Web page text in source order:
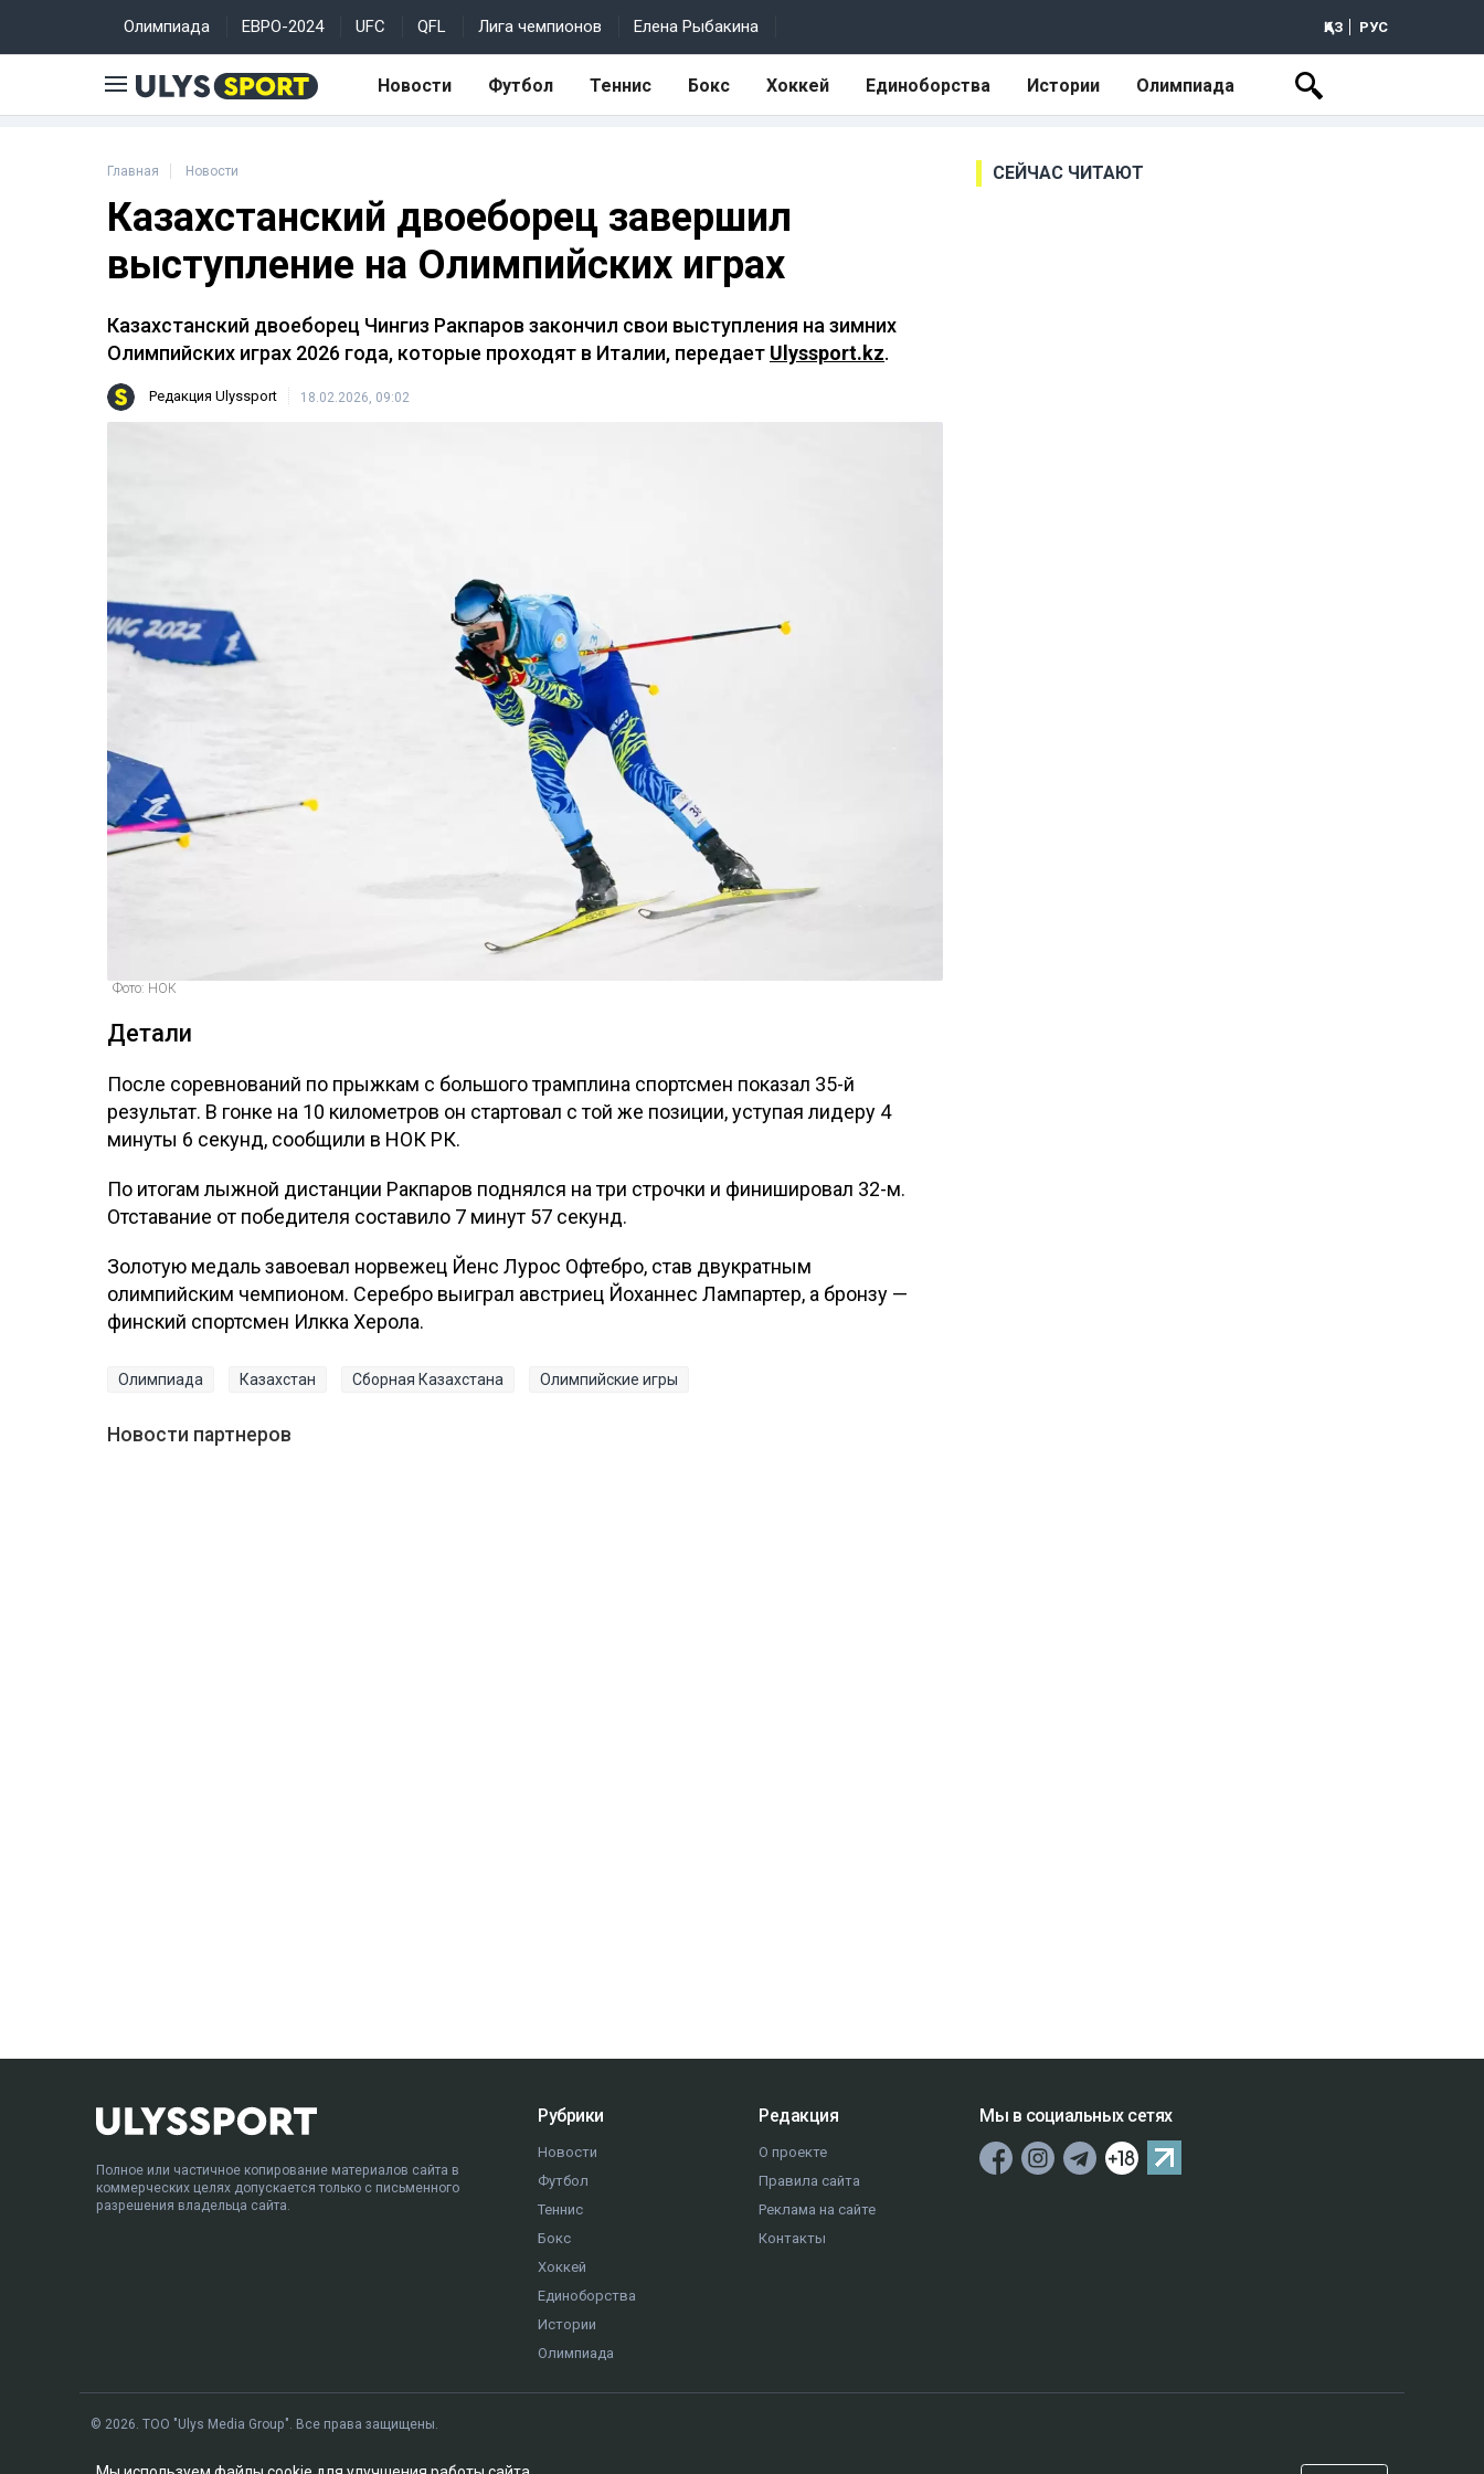
Олимпиада ЕВРО-2024 UFC QFL Лига чемпионов Елена Рыбакина ҚАЗ РУС
Новости Футбол Теннис Бокс Хоккей Единоборства Истории Олимпиада
Главная Новости
Казахстанский двоеборец завершил
выступление на Олимпийских играх
Казахстанский двоеборец Чингиз Ракпаров закончил свои выступления на зимних
Олимпийских играх 2026 года, которые проходят в Италии, передает Ulyssport.kz.
Редакция Ulyssport 18.02.2026, 09:02
Фото: НОК
Детали
После соревнований по прыжкам с большого трамплина спортсмен показал 35-й
результат. В гонке на 10 километров он стартовал с той же позиции, уступая лидеру 4
минуты 6 секунд, сообщили в НОК РК.
По итогам лыжной дистанции Ракпаров поднялся на три строчки и финишировал 32-м.
Отставание от победителя составило 7 минут 57 секунд.
Золотую медаль завоевал норвежец Йенс Лурос Офтебро, став двукратным
олимпийским чемпионом. Серебро выиграл австриец Йоханнес Лампартер, а бронзу —
финский спортсмен Илкка Херола.
Олимпиада Казахстан Сборная Казахстана Олимпийские игры
Новости партнеров
СЕЙЧАС ЧИТАЮТ
Полное или частичное копирование материалов сайта в
коммерческих целях допускается только с письменного
разрешения владельца сайта.
Рубрики
Новости
Футбол
Теннис
Бокс
Хоккей
Единоборства
Истории
Олимпиада
Редакция
О проекте
Правила сайта
Реклама на сайте
Контакты
Мы в социальных сетях
© 2026. ТОО "Ulys Media Group". Все права защищены.